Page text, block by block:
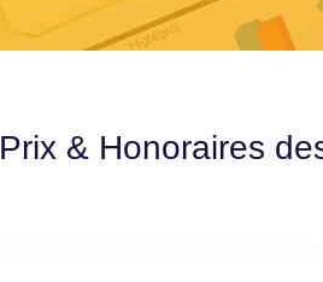
Prix & Honoraires